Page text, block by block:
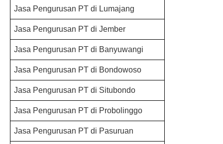
Jasa Pengurusan PT di Lumajang
Jasa Pengurusan PT di Jember
Jasa Pengurusan PT di Banyuwangi
Jasa Pengurusan PT di Bondowoso
Jasa Pengurusan PT di Situbondo
Jasa Pengurusan PT di Probolinggo
Jasa Pengurusan PT di Pasuruan